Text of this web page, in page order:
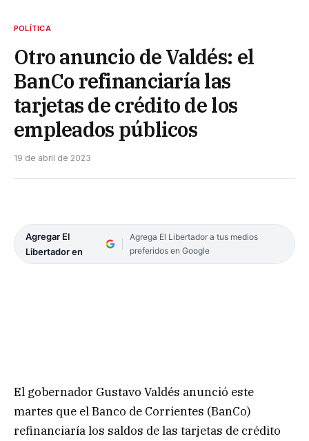
POLÍTICA
Otro anuncio de Valdés: el
BanCo refinanciaría las
tarjetas de crédito de los
empleados públicos
19 de abril de 2023
Agregar El
Libertador en
Agrega El Libertador a tus medios
preferidos en Google
El gobernador Gustavo Valdés anunció este
martes que el Banco de Corrientes (BanCo)
refinanciaría los saldos de las tarjetas de crédito